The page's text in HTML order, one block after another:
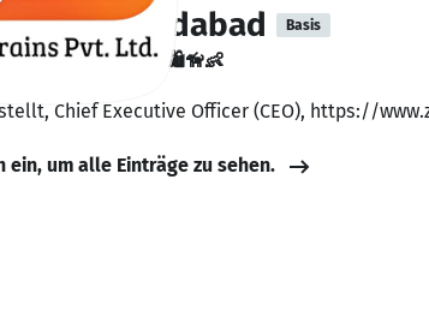
Ahmedabad Basis
to help someone. 🛍🦮👶
Chief Executive Officer (CEO), https://
ein, um alle Einträge zu sehen.